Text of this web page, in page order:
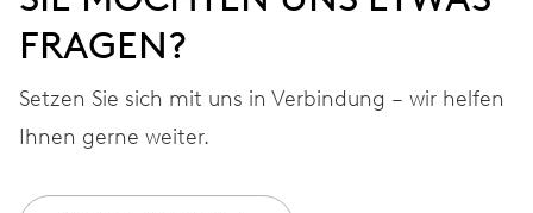
FRAGEN?
Setzen Sie sich mit uns in Verbindung – wir helfen
Ihnen gerne weiter.